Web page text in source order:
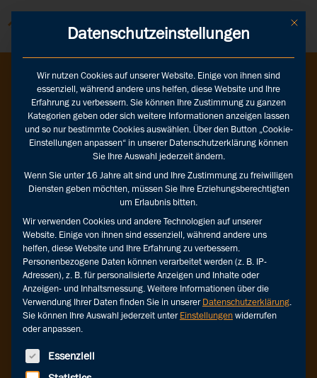
MISTAKE
Page
not
found.
Oops,
da
ist
wohl
etwas
schiefgegangen!
Seite,
die
Sie
Mit
Datenschutzeinstellungen
Wir nutzen Cookies auf unserer Website. Einige von ihnen sind
essenziell, während andere uns helfen, diese Website und Ihre
Erfahrung zu verbessern. Sie können Ihre Zustimmung zu ganzen
Kategorien geben oder sich weitere Informationen anzeigen lassen
und so nur bestimmte Cookies auswählen. Über den Button „Cookie-
Einstellungen anpassen“ in unserer Datenschutzerklärung können
Sie Ihre Auswahl jederzeit ändern.
Wenn Sie unter 16 Jahre alt sind und Ihre Zustimmung zu freiwilligen
Diensten geben möchten, müssen Sie Ihre Erziehungsberechtigten
um Erlaubnis bitten.
Wir verwenden Cookies und andere Technologien auf unserer
Website. Einige von ihnen sind essenziell, während andere uns
helfen, diese Website und Ihre Erfahrung zu verbessern.
Personenbezogene Daten können verarbeitet werden (z. B. IP-
Adressen), z. B. für personalisierte Anzeigen und Inhalte oder
Anzeigen- und Inhaltsmessung.Weitere Informationen über die
Verwendung Ihrer Daten finden Sie in unsererDatenschutzerklärung.
Sie können Ihre Auswahl jederzeit unterEinstellungenwiderrufen
oder anpassen.
Es folgt eine Liste der Service-Gruppen, für die eine Einwilligung erteilt
Essenziell